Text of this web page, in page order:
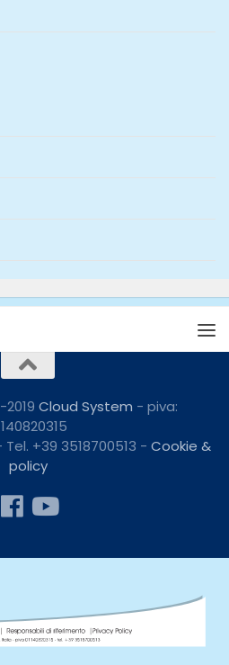
Cloud System - piva:
+39 3518700513 - Cookie &
policy